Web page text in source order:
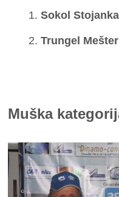
Sokol
Trungel
Muška